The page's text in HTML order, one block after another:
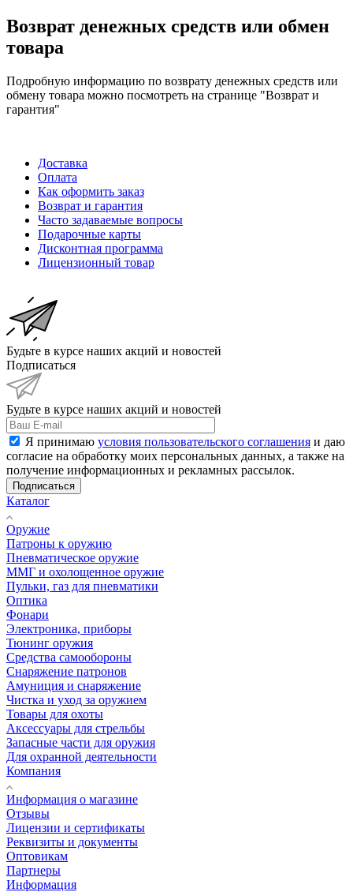
Возврат денежных средств или обмен
товара
Подробную информацию по возврату денежных средств или
обмену товара можно посмотреть на странице "Возврат и
гарантия"
Доставка
Оплата
Как оформить заказ
Возврат и гарантия
Часто задаваемые вопросы
Подарочные карты
Дисконтная программа
Лицензионный товар
Будьте в курсе наших акций и новостей
Подписаться
Будьте в курсе наших акций и новостей
Я принимаю условия пользовательского соглашения и даю
согласие на обработку моих персональных данных, а также на
получение информационных и рекламных рассылок.
Подписаться
Каталог
Оружие
Патроны к оружию
Пневматическое оружие
ММГ и охолощенное оружие
Пульки, газ для пневматики
Оптика
Фонари
Электроника, приборы
Тюнинг оружия
Средства самообороны
Снаряжение патронов
Амуниция и снаряжение
Чистка и уход за оружием
Товары для охоты
Аксессуары для стрельбы
Запасные части для оружия
Для охранной деятельности
Компания
Информация о магазине
Отзывы
Лицензии и сертификаты
Реквизиты и документы
Оптовикам
Партнеры
Информация